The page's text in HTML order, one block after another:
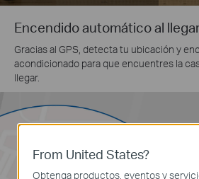
Encendido automático al
Gracias al GPS, detecta tu ubicación y
acondicionado para que encuentres la
llegar.
From United States?
Obtenga productos, eventos y